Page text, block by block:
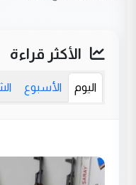
الأكثر قراءة
اليوم الأسبوع